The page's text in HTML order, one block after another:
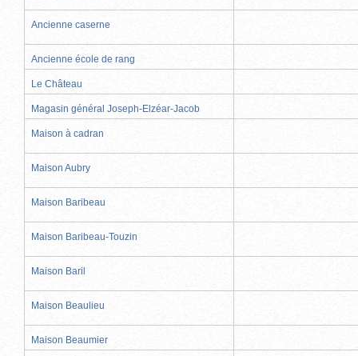
Ancienne caserne
Ancienne école de rang
Le Château
Magasin général Joseph-Elzéar-Jacob
Maison à cadran
Maison Aubry
Maison Baribeau
Maison Baribeau-Touzin
Maison Baril
Maison Beaulieu
Maison Beaumier